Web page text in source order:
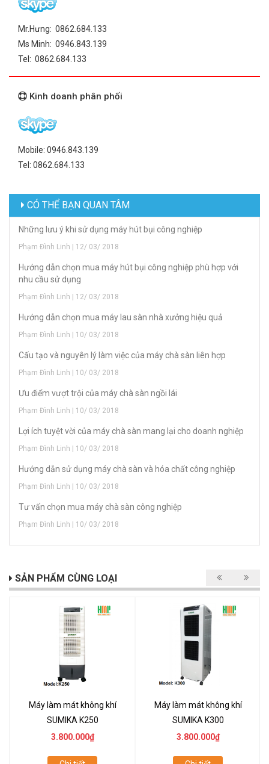
Mr.Hưng: 0862.684.133
Ms Minh: 0946.843.139
Tel: 0862.684.133
Kinh doanh phân phối
Mobile: 0946.843.139
Tel: 0862.684.133
CÓ THỂ BẠN QUAN TÂM
Những lưu ý khi sử dụng máy hút bụi công nghiệp
Phạm Đình Linh | 12/ 03/ 2018
Hướng dẫn chọn mua máy hút bụi công nghiệp phù hợp với
nhu cầu sử dụng
Phạm Đình Linh | 12/ 03/ 2018
Hướng dẫn chọn mua máy lau sàn nhà xưởng hiệu quả
Phạm Đình Linh | 10/ 03/ 2018
Cấu tạo và nguyên lý làm việc của máy chà sàn liên hợp
Phạm Đình Linh | 10/ 03/ 2018
Ưu điểm vượt trội của máy chà sàn ngồi lái
Phạm Đình Linh | 10/ 03/ 2018
Lợi ích tuyệt vời của máy chà sàn mang lại cho doanh nghiệp
Phạm Đình Linh | 10/ 03/ 2018
Hướng dẫn sử dụng máy chà sàn và hóa chất công nghiệp
Phạm Đình Linh | 10/ 03/ 2018
Tư vấn chọn mua máy chà sàn công nghiệp
Phạm Đình Linh | 10/ 03/ 2018
SẢN PHẨM CÙNG LOẠI
Máy làm mát không khí
SUMIKA K250
3.800.000₫
Máy làm mát không khí
SUMIKA K300
3.800.000₫